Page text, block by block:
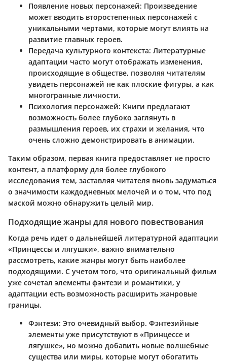
Появление новых персонажей: Произведение
может вводить второстепенных персонажей с
уникальными чертами, которые могут влиять на
развитие главных героев.
Передача культурного контекста: Литературные
адаптации часто могут отображать изменения,
происходящие в обществе, позволяя читателям
увидеть персонажей не как плоские фигуры, а как
многогранные личности.
Психология персонажей: Книги предлагают
возможность более глубоко заглянуть в
размышления героев, их страхи и желания, что
очень сложно демонстрировать в анимации.
Таким образом, первая книга предоставляет не просто
контент, а платформу для более глубокого
исследования тем, заставляя читателя вновь задуматься
о значимости каждодневных мелочей и о том, что под
маской можно обнаружить целый мир.
Подходящие жанры для нового повествования
Когда речь идет о дальнейшей литературной адаптации
«Принцессы и лягушки», важно внимательно
рассмотреть, какие жанры могут быть наиболее
подходящими. С учетом того, что оригинальный фильм
уже сочетал элементы фэнтези и романтики, у
адаптации есть возможность расширить жанровые
границы.
Фэнтези: Это очевидный выбор. Фэнтезийные
элементы уже присутствуют в «Принцессе и
лягушке», но можно добавить новые волшебные
существа или миры, которые могут обогатить